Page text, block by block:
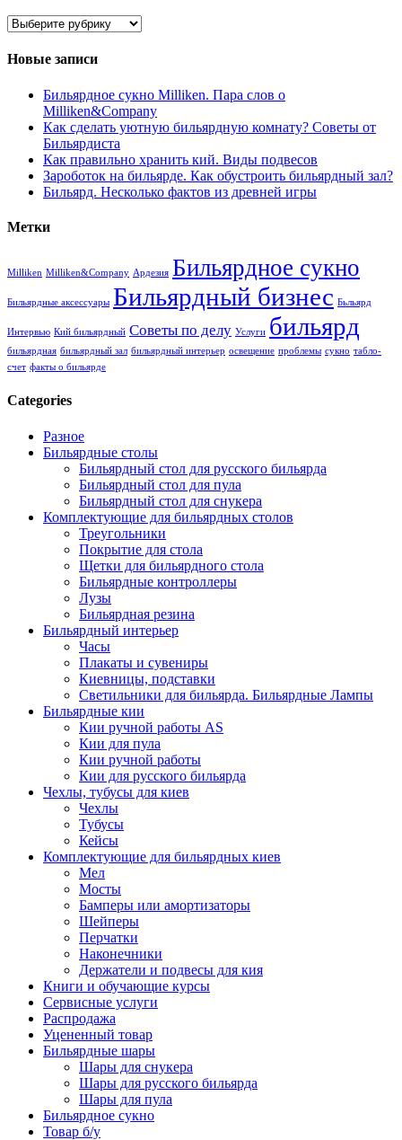
Рубрики
Новые записи
Бильярдное сукно Milliken. Пара слов о
Milliken&Company
Как сделать уютную бильярдную комнату? Советы от
Бильярдиста
Как правильно хранить кий. Виды подвесов
Зароботок на бильярде. Как обустроить бильярдный зал?
Бильярд. Несколько фактов из древней игры
Метки
Milliken Milliken&Company Ардезия Бильярдное сукно
Бильярдные аксессуары Бильярдный бизнес Бьльярд
Интервью Кий бильярдный Советы по делу Услуги бильярд
бильярдная бильярдный зал бильярдный интерьер освещение проблемы сукно табло-
счет факты о бильярде
Categories
Разное
Бильярдные столы
Бильярдный стол для русского бильярда
Бильярдный стол для пула
Бильярдный стол для снукера
Комплектующие для бильярдных столов
Треугольники
Покрытие для стола
Щетки для бильярдного стола
Бильярдные контроллеры
Лузы
Бильярдная резина
Бильярдный интерьер
Часы
Плакаты и сувениры
Киевницы, подставки
Светильники для бильярда. Бильярдные Лампы
Бильярдные кии
Кии ручной работы AS
Кии для пула
Кии ручной работы
Кии для русского бильярда
Чехлы, тубусы для киев
Чехлы
Тубусы
Кейсы
Комплектующие для бильярдных киев
Мел
Мосты
Бамперы или амортизаторы
Шейперы
Перчатки
Наконечники
Держатели и подвесы для кия
Книги и обучающие курсы
Сервисные услуги
Распродажа
Уцененный товар
Бильярдные шары
Шары для снукера
Шары для русского бильярда
Шары для пула
Бильярдное сукно
Товар б/у